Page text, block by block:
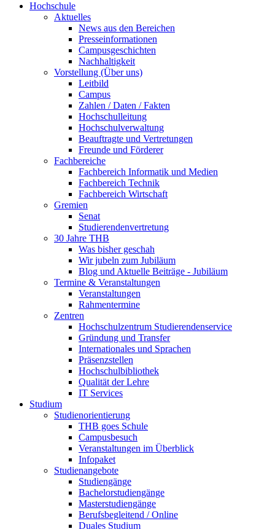
Hochschule
Aktuelles
News aus den Bereichen
Presseinformationen
Campusgeschichten
Nachhaltigkeit
Vorstellung (Über uns)
Leitbild
Campus
Zahlen / Daten / Fakten
Hochschulleitung
Hochschulverwaltung
Beauftragte und Vertretungen
Freunde und Förderer
Fachbereiche
Fachbereich Informatik und Medien
Fachbereich Technik
Fachbereich Wirtschaft
Gremien
Senat
Studierendenvertretung
30 Jahre THB
Was bisher geschah
Wir jubeln zum Jubiläum
Blog und Aktuelle Beiträge - Jubiläum
Termine & Veranstaltungen
Veranstaltungen
Rahmentermine
Zentren
Hochschulzentrum Studierendenservice
Gründung und Transfer
Internationales und Sprachen
Präsenzstellen
Hochschulbibliothek
Qualität der Lehre
IT Services
Studium
Studienorientierung
THB goes Schule
Campusbesuch
Veranstaltungen im Überblick
Infopaket
Studienangebote
Studiengänge
Bachelorstudiengänge
Masterstudiengänge
Berufsbegleitend / Online
Duales Studium